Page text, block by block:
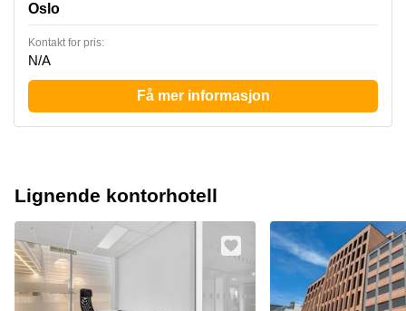
Oslo
Kontakt for pris:
N/A
Få mer informasjon
Lignende kontorhotell